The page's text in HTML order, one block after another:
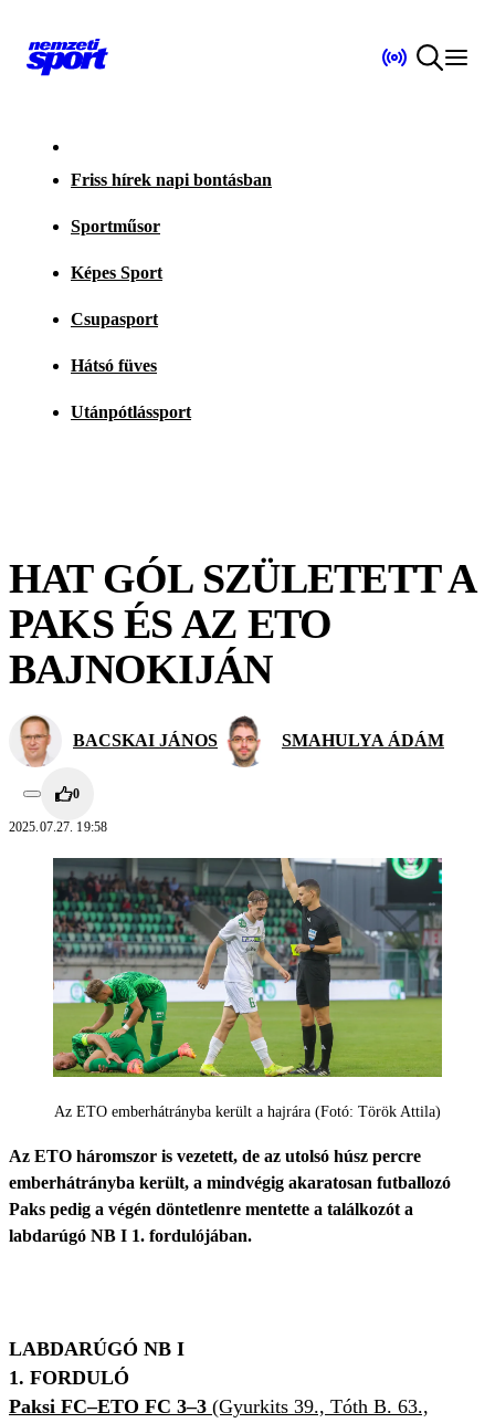
Friss hírek napi bontásban
Sportműsor
Képes Sport
Csupasport
Hátsó füves
Utánpótlássport
HAT GÓL SZÜLETETT A
PAKS ÉS AZ ETO
BAJNOKIJÁN
BACSKAI JÁNOS SMAHULYA ÁDÁM
0
2025.07.27. 19:58
Az ETO emberhátrányba került a hajrára (Fotó: Török Attila)
Az ETO háromszor is vezetett, de az utolsó húsz percre
emberhátrányba került, a mindvégig akaratosan futballozó
Paks pedig a végén döntetlenre mentette a találkozót a
labdarúgó NB I 1. fordulójában.
LABDARÚGÓ NB I
1. FORDULÓ
Paksi FC–ETO FC 3–3 (Gyurkits 39., Tóth B. 63.,